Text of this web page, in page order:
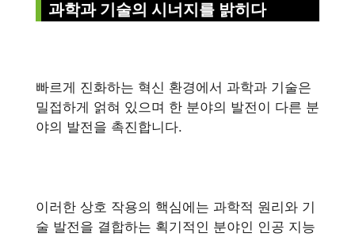
과학과 기술의 시너지를 밝히다
빠르게 진화하는 혁신 환경에서 과학과 기술은
밀접하게 얽혀 있으며 한 분야의 발전이 다른 분
야의 발전을 촉진합니다.
이러한 상호 작용의 핵심에는 과학적 원리와 기
술 발전을 결합하는 획기적인 분야인 인공 지능